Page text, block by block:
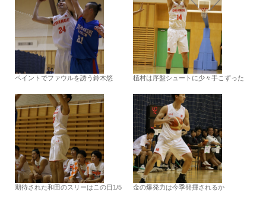
ペイントでファウルを誘う鈴木悠 植村は序盤シュートに少々手こずった
期待された和田のスリーはこの日1/5 金の爆発力は今季発揮されるか